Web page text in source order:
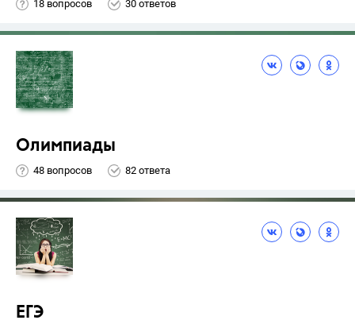
18 вопросов 30 ответов
Олимпиады
48 вопросов 82 ответа
ЕГЭ